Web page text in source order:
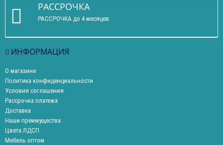
РАССРОЧКА
РАССРОЧКА до 4 месяцев
ИНФОРМАЦИЯ
О магазине
Политика конфиденциальности
Условия соглашения
Рассрочка платежа
Доставка
Наши преимущества
Цвета ЛДСП
Мебель оптом